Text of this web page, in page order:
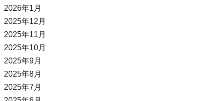
2026年1月
2025年12月
2025年11月
2025年10月
2025年9月
2025年8月
2025年7月